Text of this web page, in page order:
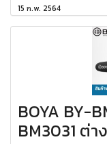
15 ก.พ. 2564
BOYA BY-
BM3031 ต่า